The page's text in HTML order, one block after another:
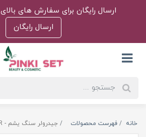
ارسال رایگان برای سفارش های بالای 1.000.000 تومان
ارسال رایگان
خانه فهرست محصولات جیدرولر سنگ یشم - JADE ROLLER